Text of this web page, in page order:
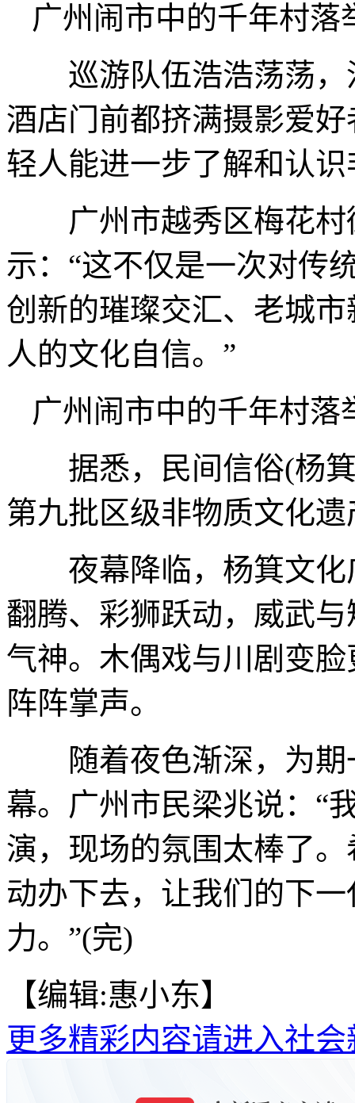
广州闹市中的千年村
巡游队伍浩浩荡荡，
酒店门前都挤满摄影爱
轻人能进一步了解和认
广州市越秀区梅花村
示：“这不仅是一次对传
创新的璀璨交汇、老城
人的文化自信。”
广州闹市中的千年村
据悉，民间信俗(杨箕
第九批区级非物质文化
夜幕降临，杨箕文化
翻腾、彩狮跃动，威武
气神。木偶戏与川剧变
阵阵掌声。
随着夜色渐深，为期
幕。广州市民梁兆说：“
演，现场的氛围太棒了
动办下去，让我们的下
力。”(完)
【编辑:惠小东】
更多精彩内容请进入社会